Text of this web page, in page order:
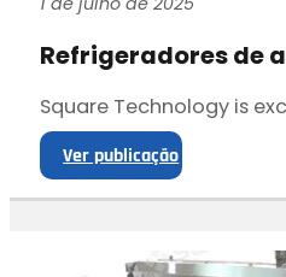
Refrigeradores de
Square Technology is
Ver publicação